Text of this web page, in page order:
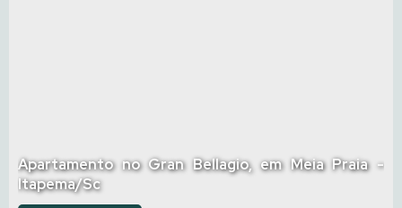
Apartamento no Gran Bellagio, em Meia Praia -
Itapema/Sc